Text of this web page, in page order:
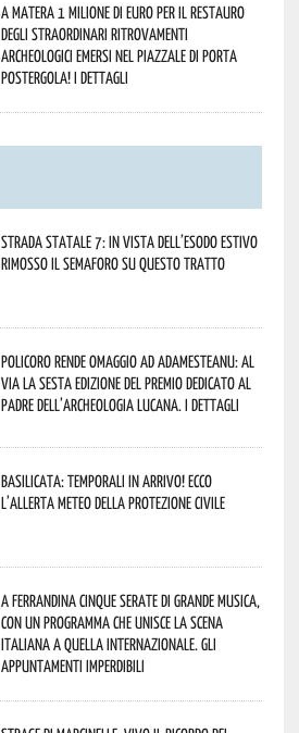
A Matera 1 milione di euro per il restauro
degli straordinari ritrovamenti
archeologici emersi nel piazzale di Porta
Postergola! I dettagli
Strada statale 7: in vista dell’esodo estivo
rimosso il semaforo su questo tratto
Policoro rende omaggio ad Adamesteanu: al
via la sesta edizione del Premio dedicato al
padre dell’archeologia lucana. I dettagli
Basilicata: temporali in arrivo! Ecco
l’allerta meteo della Protezione civile
A Ferrandina cinque serate di grande musica,
con un programma che unisce la scena
italiana a quella internazionale. Gli
appuntamenti imperdibili